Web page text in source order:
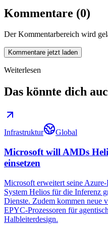
Kommentare (0)
Der Kommentarbereich wird
Kommentare jetzt laden
Weiterlesen
Das könnte dich
Infrastruktur Global
Microsoft will AMDs
einsetzen
Microsoft erweitert seine
System Helios für die Inferenz
Dienste. Zudem kommen neue
EPYC-Prozessoren für
Halbleiterdesign.